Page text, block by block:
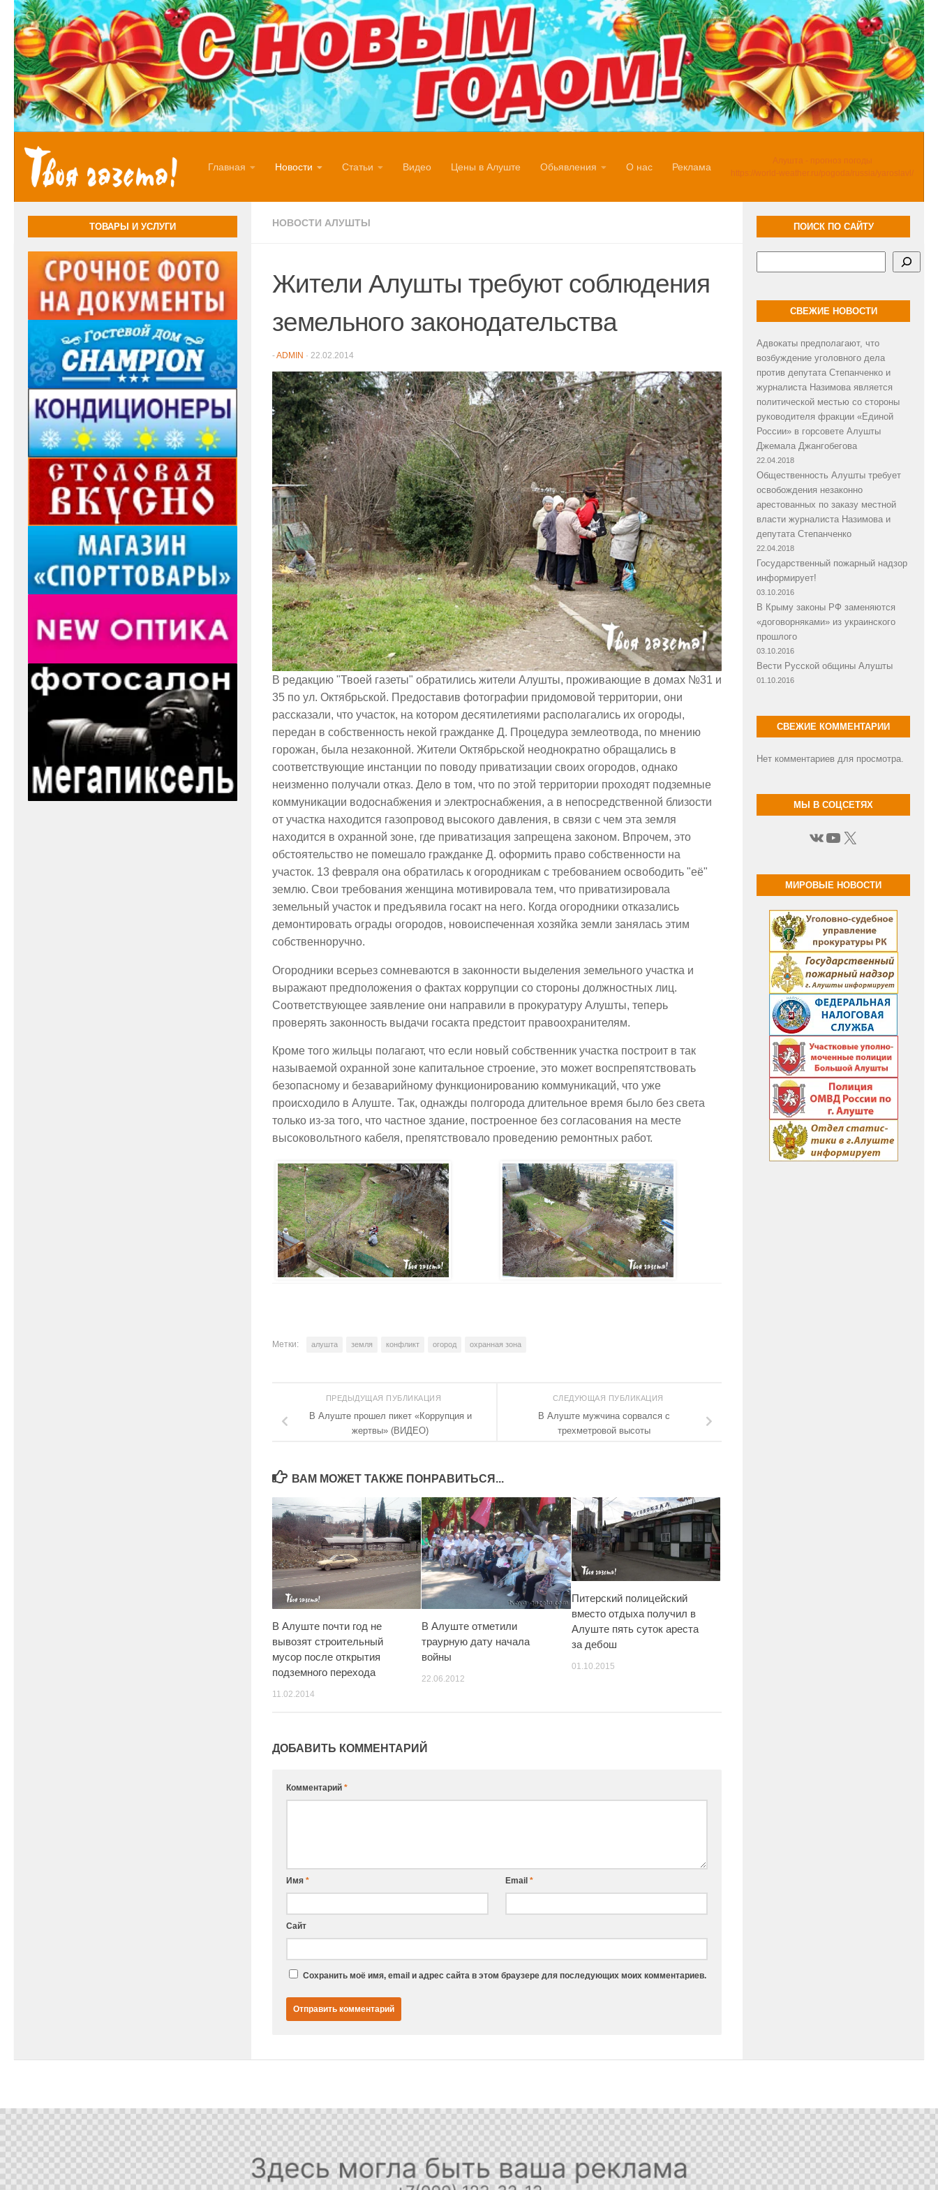
Перейти к содержимому
Главная Новости Статьи Видео Цены в Алуште Обьявления О нас Реклама
Алушта - прогноз погоды
https://world-weather.ru/pogoda/russia/yaroslavl/
НОВОСТИ АЛУШТЫ
Жители Алушты требуют соблюдения
земельного законодательства
-ADMIN · 22.02.2014
В редакцию "Твоей газеты" обратились жители Алушты, проживающие в домах №31 и
35 по ул. Октябрьской. Предоставив фотографии придомовой территории, они
рассказали, что участок, на котором десятилетиями располагались их огороды,
передан в собственность некой гражданке Д. Процедура землеотвода, по мнению
горожан, была незаконной. Жители Октябрьской неоднократно обращались в
соответствующие инстанции по поводу приватизации своих огородов, однако
неизменно получали отказ. Дело в том, что по этой территории проходят подземные
коммуникации водоснабжения и электроснабжения, а в непосредственной близости
от участка находится газопровод высокого давления, в связи с чем эта земля
находится в охранной зоне, где приватизация запрещена законом. Впрочем, это
обстоятельство не помешало гражданке Д. оформить право собственности на
участок. 13 февраля она обратилась к огородникам с требованием освободить "её"
землю. Свои требования женщина мотивировала тем, что приватизировала
земельный участок и предъявила госакт на него. Когда огородники отказались
демонтировать ограды огородов, новоиспеченная хозяйка земли занялась этим
собственноручно.
Огородники всерьез сомневаются в законности выделения земельного участка и
выражают предположения о фактах коррупции со стороны должностных лиц.
Соответствующее заявление они направили в прокуратуру Алушты, теперь
проверять законность выдачи госакта предстоит правоохранителям.
Кроме того жильцы полагают, что если новый собственник участка построит в так
называемой охранной зоне капитальное строение, это может воспрепятствовать
безопасному и безаварийному функционированию коммуникаций, что уже
происходило в Алуште. Так, однажды полгорода длительное время было без света
только из-за того, что частное здание, построенное без согласования на месте
высоковольтного кабеля, препятствовало проведению ремонтных работ.
Метки: алушта земля конфликт огород охранная зона
СЛЕДУЮЩАЯ ПУБЛИКАЦИЯ
В Алуште мужчина сорвался с
трехметровой высоты
ПРЕДЫДУЩАЯ ПУБЛИКАЦИЯ
В Алуште прошел пикет «Коррупция и
жертвы» (ВИДЕО)
ВАМ МОЖЕТ ТАКЖЕ ПОНРАВИТЬСЯ...
В Алуште почти год не
вывозят строительный
мусор после открытия
подземного перехода
11.02.2014
В Алуште отметили
траурную дату начала
войны
22.06.2012
Питерский полицейский
вместо отдыха получил в
Алуште пять суток ареста
за дебош
01.10.2015
ДОБАВИТЬ КОММЕНТАРИЙ
Комментарий *
Имя * Email*
Сайт
Сохранить моё имя, email и адрес сайта в этом браузере для последующих моих комментариев.
ТОВАРЫ И УСЛУГИ ПОИСК ПО САЙТУ
СВЕЖИЕ НОВОСТИ
Адвокаты предполагают, что
возбуждение уголовного дела
против депутата Степанченко и
журналиста Назимова является
политической местью со стороны
руководителя фракции «Единой
России» в горсовете Алушты
Джемала Джангобегова
22.04.2018
Общественность Алушты требует
освобождения незаконно
арестованных по заказу местной
власти журналиста Назимова и
депутата Степанченко
22.04.2018
Государственный пожарный надзор
информирует!
03.10.2016
В Крыму законы РФ заменяются
«договорняками» из украинского
прошлого
03.10.2016
Вести Русской общины Алушты
01.10.2016
СВЕЖИЕ КОММЕНТАРИИ
Нет комментариев для просмотра.
МЫ В СОЦСЕТЯХ
ВКонтакте
YouTube
X
МИРОВЫЕ НОВОСТИ